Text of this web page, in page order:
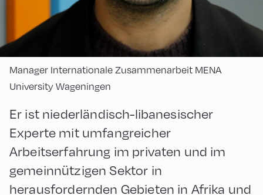
Manager Internationale Zusammenarbeit MENA
University Wageningen
Er ist niederländisch-libanesischer
Experte mit umfangreicher
Arbeitserfahrung im privaten und im
gemeinnützigen Sektor in
herausfordernden Gebieten in Afrika und